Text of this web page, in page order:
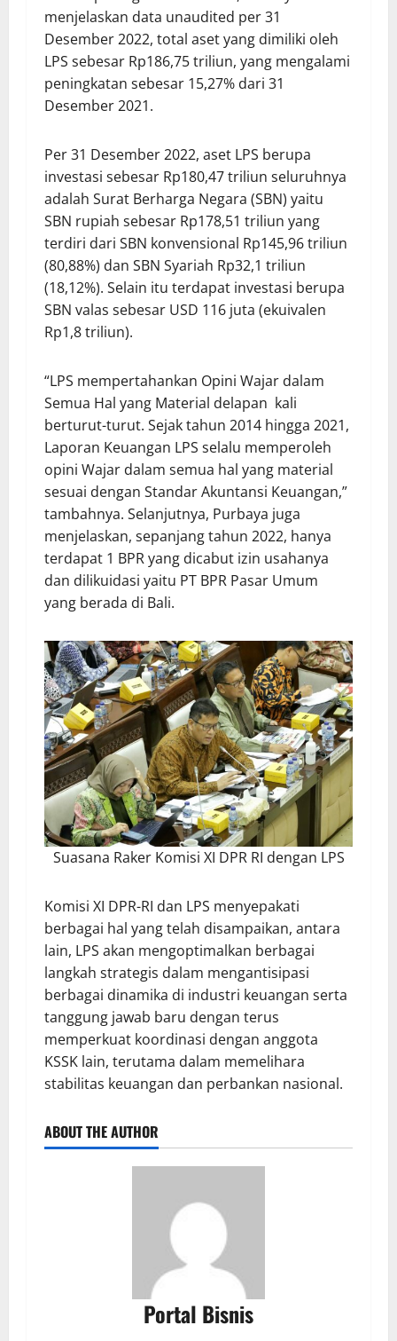
menjelaskan data unaudited per 31
Desember 2022, total aset yang dimiliki oleh
LPS sebesar Rp186,75 triliun, yang mengalami
peningkatan sebesar 15,27% dari 31
Desember 2021.
Per 31 Desember 2022, aset LPS berupa
investasi sebesar Rp180,47 triliun seluruhnya
adalah Surat Berharga Negara (SBN) yaitu
SBN rupiah sebesar Rp178,51 triliun yang
terdiri dari SBN konvensional Rp145,96 triliun
(80,88%) dan SBN Syariah Rp32,1 triliun
(18,12%). Selain itu terdapat investasi berupa
SBN valas sebesar USD 116 juta (ekuivalen
Rp1,8 triliun).
“LPS mempertahankan Opini Wajar dalam
Semua Hal yang Material delapan kali
berturut-turut. Sejak tahun 2014 hingga 2021,
Laporan Keuangan LPS selalu memperoleh
opini Wajar dalam semua hal yang material
sesuai dengan Standar Akuntansi Keuangan,”
tambahnya. Selanjutnya, Purbaya juga
menjelaskan, sepanjang tahun 2022, hanya
terdapat 1 BPR yang dicabut izin usahanya
dan dilikuidasi yaitu PT BPR Pasar Umum
yang berada di Bali.
Suasana Raker Komisi XI DPR RI dengan LPS
Komisi XI DPR-RI dan LPS menyepakati
berbagai hal yang telah disampaikan, antara
lain, LPS akan mengoptimalkan berbagai
langkah strategis dalam mengantisipasi
berbagai dinamika di industri keuangan serta
tanggung jawab baru dengan terus
memperkuat koordinasi dengan anggota
KSSK lain, terutama dalam memelihara
stabilitas keuangan dan perbankan nasional.
ABOUT THE AUTHOR
Portal Bisnis